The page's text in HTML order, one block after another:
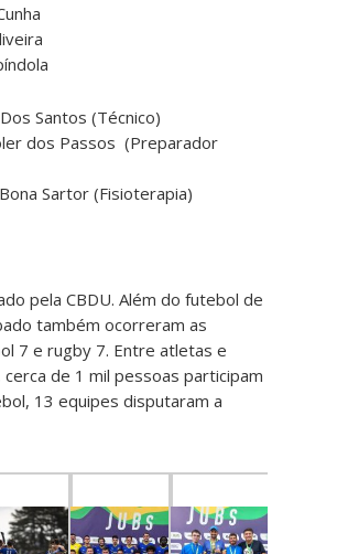
Santos (Técnico)
dos Passos (Preparador
Sartor (Fisioterapia)
pela CBDU. Além do futebol de
também ocorreram as
7 e rugby 7. Entre atletas e
cerca de 1 mil pessoas participam
13 equipes disputaram a